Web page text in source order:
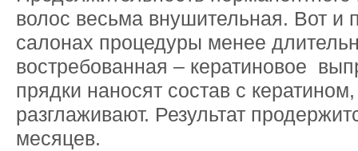
волос весьма внушительная. Вот и
салонах процедуры менее
востребованная – кератиновое
прядки наносят состав с
разглаживают. Результат
месяцев.